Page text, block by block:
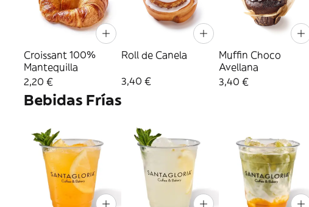
Croissant 100%
Mantequilla
2,20 €
Roll de Canela
3,40 €
Muffin Choco
Avellana
3,40 €
Bebidas Frías